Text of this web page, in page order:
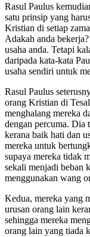
Rasul Paulus
satu prinsip yang
Kristian di setiap
Adakah anda
usaha anda. Tetapi
daripada kata-kata
usaha sendiri untuk
Rasul Paulus
orang Kristian di
menghalang mereka
dengan percuma. Dia
kerana baik hati dan
mereka untuk
supaya mereka tidak
sekali menjadi beban
menggunakan wang
Kedua, mereka yang
urusan orang lain
sehingga mereka
orang lain yang tiada